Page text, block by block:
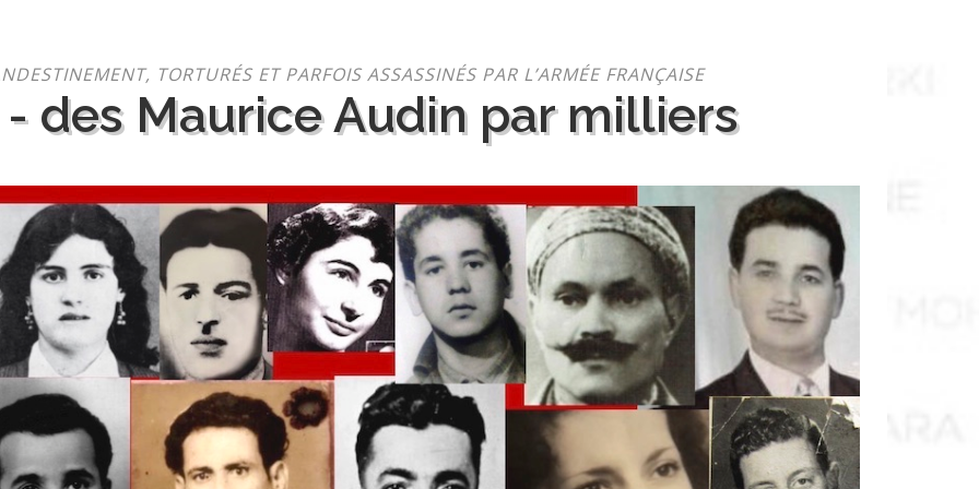
TORTURÉS ET PARFOIS ASSASSINÉS PAR L’ARMÉE FRANÇAISE
des Maurice Audin par milliers